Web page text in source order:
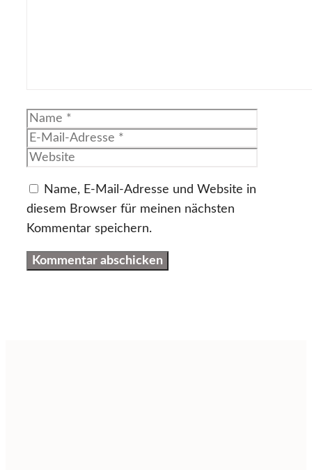
Name
Name, E-Mail-Adresse und Website in
diesem Browser für meinen nächsten
Kommentar speichern.